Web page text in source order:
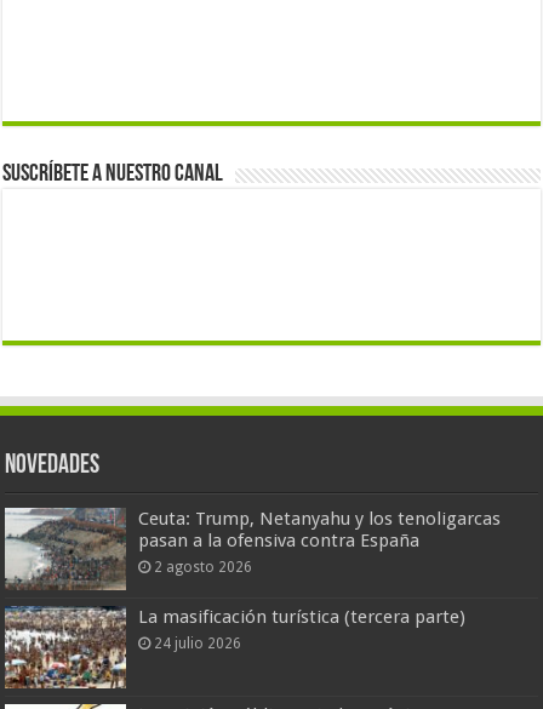
Suscríbete a nuestro canal
Novedades
Ceuta: Trump, Netanyahu y los tenoligarcas
pasan a la ofensiva contra España
2 agosto 2026
La masificación turística (tercera parte)
24 julio 2026